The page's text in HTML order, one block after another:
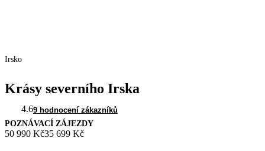
Irsko
Krásy severního Irska
4.69 hodnocení zákazníků
POZNÁVACÍ ZÁJEZDY
50 990 Kč35 699 Kč